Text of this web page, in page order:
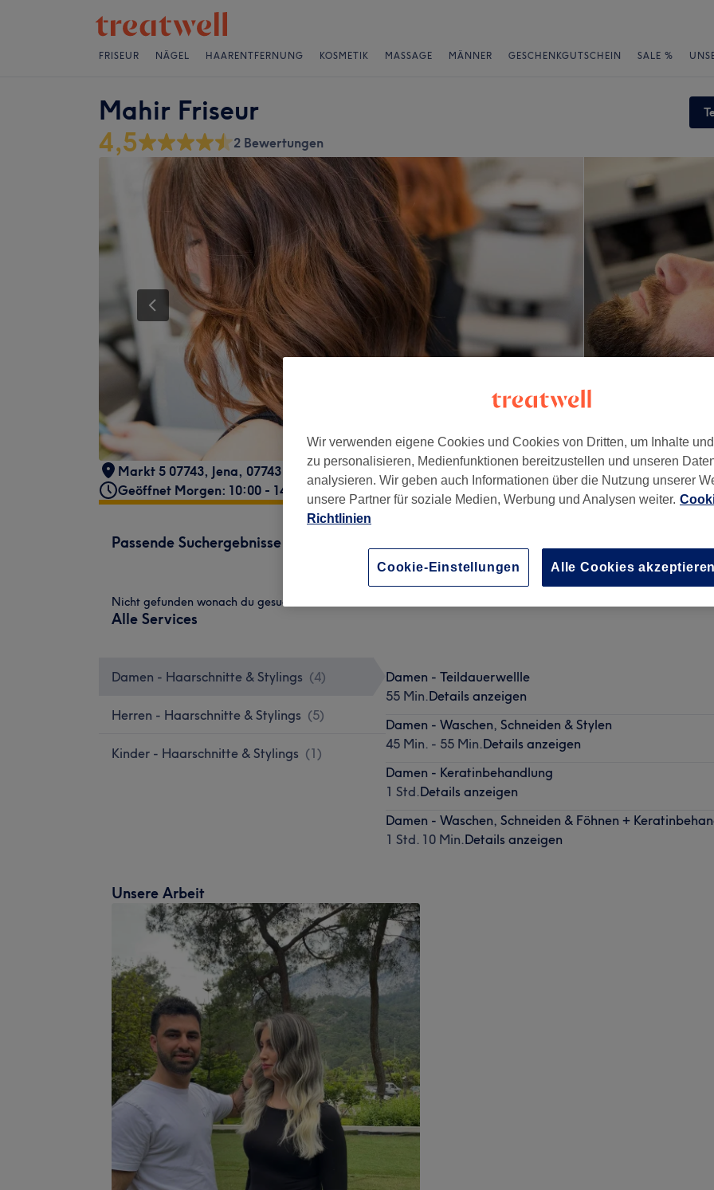
FRISEUR NÄGEL HAARENTFERNUNG KOSMETIK MASSAGE MÄNNER GESCHENKGUTSCHEIN SALE %
Mahir Friseur
4,5 2 Bewertungen
Markt 5 07743, Jena, 07743
Geöffnet Morgen: 10:00 - 14:00
Passende Suchergebnisse
Nicht gefunden wonach du gesucht hast?
Alle Services
Damen - Haarschnitte & Stylings (4)
Herren - Haarschnitte & Stylings (5)
Kinder - Haarschnitte & Stylings (1)
Damen - Teildauerwellle
55 Min.Details anzeigen
Damen - Waschen, Schneiden & Stylen
45 Min. - 55 Min.Details anzeigen
Damen - Keratinbehandlung
1 Std.Details anzeigen
Damen - Waschen, Schneiden & Föhnen +
1 Std. 10 Min.Details anzeigen
Unsere Arbeit
Wir verwenden eigene Cookies und Cookies von Dritten, um Inhalte
zu personalisieren, Medienfunktionen bereitzustellen und unseren
analysieren. Wir geben auch Informationen über die Nutzung unserer
unsere Partner für soziale Medien, Werbung und Analysen weiter.
Richtlinien
Cookie-Einstellungen Alle Cookies